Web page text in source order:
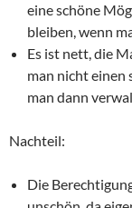
eine schöne
bleiben, wenn
Es ist nett, die
man nicht einen
man dann
Nachteil:
Die